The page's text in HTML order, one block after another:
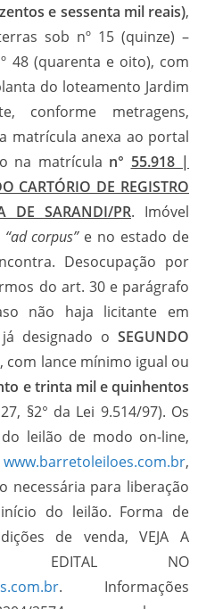
e sessenta mil reais),
sob nº 15 (quinze) –
48 (quarenta e oito), com
do loteamento Jardim
conforme metragens,
matrícula anexa ao portal
na matrícula n° 55.918 |
CARTÓRIO DE REGISTRO
DE SARANDI/PR. Imóvel
“ad corpus”e no estado de
Desocupação por
do art. 30 e parágrafo
não haja licitante em
designado o SEGUNDO
, com lance mínimo igual ou
e trinta mil e quinhentos
§2° da Lei 9.514/97). Os
leilão de modo on-line,
www.barretoleiloes.com.br,
necessária para liberação
do leilão. Forma de
de venda, VEJA A
EDITAL NO
. Informações